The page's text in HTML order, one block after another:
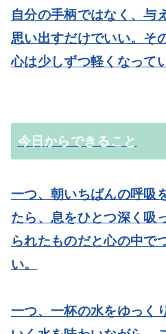
自分の手柄ではなく、与
思い出すだけでいい。そ
心は少しずつ軽くなって
今日からできること
一つ、朝いちばんの呼吸
たら、息をひとつ深く吸
られたものだと心の中で
い。
一つ、一杯の水をゆっく